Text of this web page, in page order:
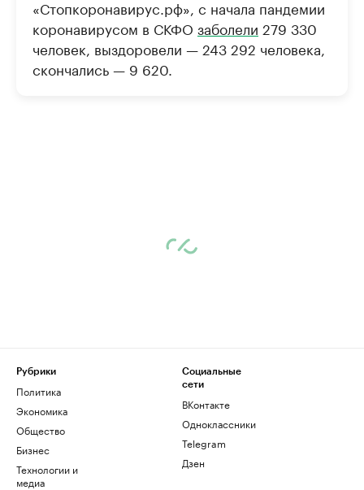
«Стопкоронавирус.рф», с начала пандемии
коронавирусом в СКФО заболели 279 330
человек, выздоровели — 243 292 человека,
скончались — 9 620.
Рубрики
Политика
Экономика
Общество
Бизнес
Технологии и
медиа
Социальные
сети
ВКонтакте
Одноклассники
Telegram
Дзен